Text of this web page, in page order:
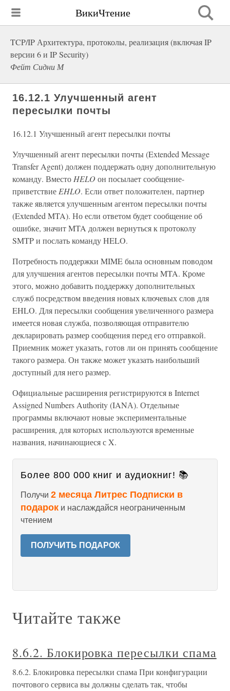
ВикиЧтение
TCP/IP Архитектура, протоколы, реализация (включая IP
версии 6 и IP Security)
Фейт Сидни М
16.12.1 Улучшенный агент
пересылки почты
16.12.1 Улучшенный агент пересылки почты
Улучшенный агент пересылки почты (Extended Message
Transfer Agent) должен поддержать одну дополнительную
команду. Вместо HELO он посылает сообщение-
приветствие EHLO. Если ответ положителен, партнер
также является улучшенным агентом пересылки почты
(Extended MTA). Но если ответом будет сообщение об
ошибке, значит MTA должен вернуться к протоколу
SMTP и послать команду HELO.
Потребность поддержки MIME была основным поводом
для улучшения агентов пересылки почты MTA. Кроме
этого, можно добавить поддержку дополнительных
служб посредством введения новых ключевых слов для
EHLO. Для пересылки сообщения увеличенного размера
имеется новая служба, позволяющая отправителю
декларировать размер сообщения перед его отправкой.
Приемник может указать, готов ли он принять сообщение
такого размера. Он также может указать наибольший
доступный для него размер.
Официальные расширения регистрируются в Internet
Assigned Numbers Authority (IANА). Отдельные
программы включают новые экспериментальные
расширения, для которых используются временные
названия, начинающиеся с X.
Более 800 000 книг и аудиокниг! 📚
Получи 2 месяца Литрес Подписки в
подарок и наслаждайся неограниченным
чтением
ПОЛУЧИТЬ ПОДАРОК
Читайте также
8.6.2. Блокировка пересылки спама
8.6.2. Блокировка пересылки спама При конфигурации
почтового сервиса вы должны сделать так, чтобы